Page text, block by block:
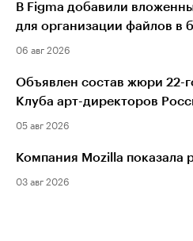
В Figma добавили
для организации файлов в
06 авг 2026
Объявлен состав жюри 22-
Клуба арт-директоров
05 авг 2026
Компания Mozilla показала
03 авг 2026